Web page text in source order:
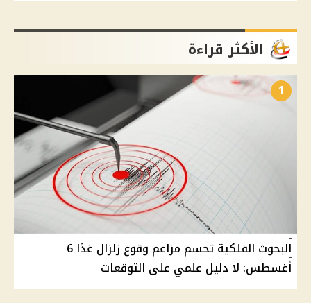
الأكثر قراءة
1
البحوث الفلكية تحسم مزاعم وقوع زلزال غدًا 6
أغسطس: لا دليل علمي على التوقعات